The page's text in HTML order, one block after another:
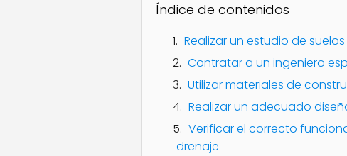
Índice de contenidos
Realizar un estudio de
Contratar a un ingeniero
Utilizar materiales de
Realizar un adecuado
Verificar el correcto
drenaje